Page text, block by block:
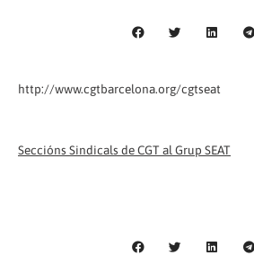
http://www.cgtbarcelona.org/cgtseat
Seccións Sindicals de CGT al Grup SEAT